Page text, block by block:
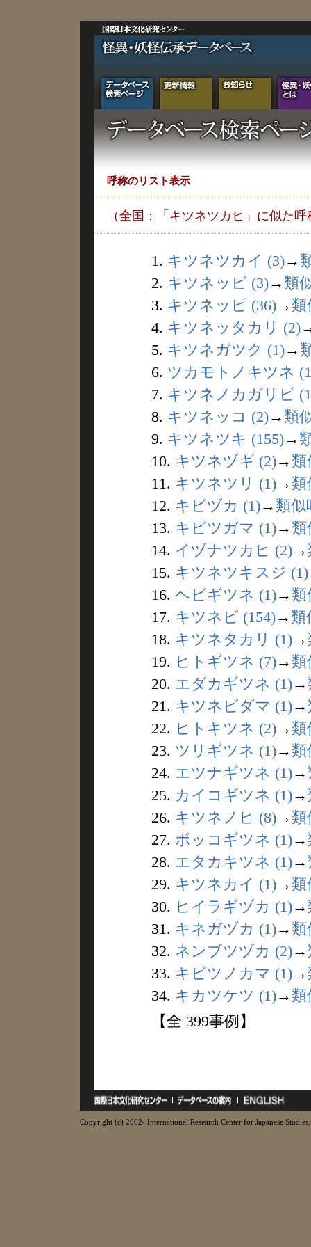
呼称のリスト表示
（全国：「キツネツカヒ」に似た呼
1. キツネツカイ (3)→
2. キツネッビ (3)→ 類
3. キツネッピ (36)→ 類
4. キツネッタカリ (2)
5. キツネガツク (1)→
6. ツカモトノキツネ
7. キツネノカガリビ
8. キツネッコ (2)→ 類
9. キツネツキ (155)→
10. キツネヅギ (2)→ 類
11. キツネツリ (1)→ 類
12. キビヅカ (1)→ 類似
13. キビツガマ (1)→ 類
14. イヅナツカヒ (2)→
15. キツネツキスジ (1)
16. ヘビギツネ (1)→ 類
17. キツネビ (154)→ 類
18. キツネタカリ (1)→
19. ヒトギツネ (7)→ 類
20. エダカギツネ (1)→
21. キツネビダマ (1)→
22. ヒトキツネ (2)→ 類
23. ツリギツネ (1)→ 類
24. エツナギツネ (1)→
25. カイコギツネ (1)→
26. キツネノヒ (8)→ 類
27. ボッコギツネ (1)→
28. エタカキツネ (1)→
29. キツネカイ (1)→ 類
30. ヒイラギヅカ (1)→
31. キネガヅカ (1)→ 類
32. ネンブツヅカ (2)→
33. キビツノカマ (1)→
34. キカツケツ (1)→ 類
【全 399事例】
Copyright (c) 2002- International Research Center for Japanese